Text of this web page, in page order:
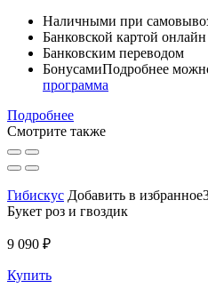
Наличными при
Банковской картой онлайн
Банковским переводом
БонусамиПодробнее
программа
Подробнее
Смотрите также
Гибискус Добавить в
Букет роз и гвоздик
9 090 ₽
Купить